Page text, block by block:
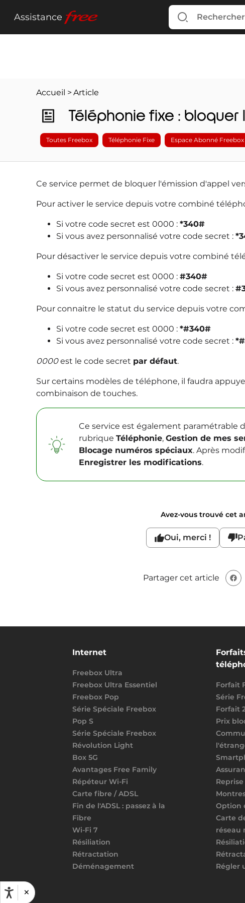
×
Assistance free
Accueil > Article
Téléphonie fixe :
Toutes Freebox Téléphonie Fixe Espace Abonné Freebox
Ce service permet de bloquer l'émission d'appel
Pour activer le service depuis votre combiné
Si votre code secret est 0000 : *340#
Si vous avez personnalisé votre code secret :
Pour désactiver le service depuis votre combiné
Si votre code secret est 0000 : #340#
Si vous avez personnalisé votre code secret :
Pour connaitre le statut du service depuis votre
Si votre code secret est 0000 : *#340#
Si vous avez personnalisé votre code secret :
0000est le code secret par défaut.
Sur certains modèles de téléphone, il faudra
combinaison de touches.
Ce service est également paramétrable
rubrique Téléphonie, Gestion de mes
Blocage numéros spéciaux. Après
Enregistrer les modifications.
Avez-vous trouvé cet
Oui, merci !
Partager cet article
Internet
Freebox Ultra
Freebox Ultra Essentiel
Freebox Pop
Série Spéciale Freebox
Pop S
Série Spéciale Freebox
Révolution Light
Box 5G
Avantages Free Family
Répéteur Wi-Fi
Carte fibre / ADSL
Fin de l'ADSL : passez à la
Fibre
Wi-Fi 7
Résiliation
Rétractation
Déménagement
Forfait
Série
Forfait
Prix
Option
Carte
réseau
Régler